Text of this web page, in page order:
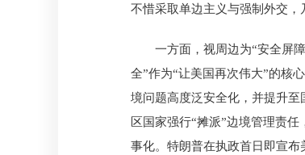
不惜采取单边主义与强制外交，
一方面，视周边为“安全屏
全”作为“让美国再次伟大”的核
境问题高度泛安全化，并提升
区国家强行“摊派”边境管理责
事化。特朗普在执政首日即宣